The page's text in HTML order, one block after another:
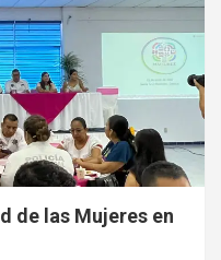
de las Mujeres en